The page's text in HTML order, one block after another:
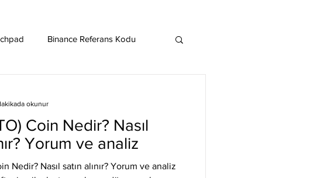
Binance Referans Kodu
Ethereum
Coin Nedir? Nasıl
Yorum ve analiz
Nedir? Nasıl satın alınır? Yorum ve analiz
okunur